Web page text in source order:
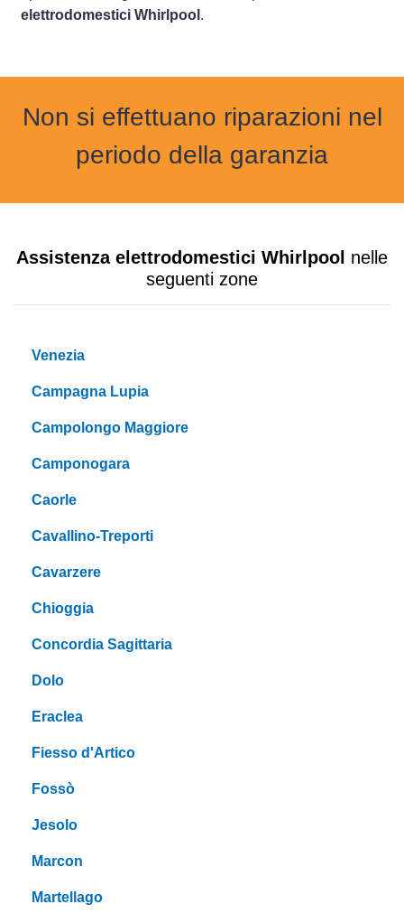
elettrodomestici Whirlpool .
Non si effettuano riparazioni nel
periodo della garanzia
Assistenza elettrodomestici Whirlpool nelle
seguenti zone
Venezia
Campagna Lupia
Campolongo Maggiore
Camponogara
Caorle
Cavallino-Treporti
Cavarzere
Chioggia
Concordia Sagittaria
Dolo
Eraclea
Fiesso d'Artico
Fossò
Jesolo
Marcon
Martellago